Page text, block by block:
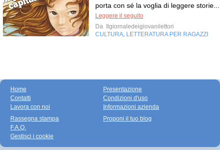
porta con sé la voglia di leggere storie...
Leggere il seguito
Da Ilgiornaledeigiovanilettori
CULTURA LETTERATURA PER RAGAZZI
Home
Contatti
Lavora con noi
Presentazione
Condizioni d'uso
Informazioni azienda
Rassegna stampa
F.A.Q.
Gestisci i cookie
Proponi il tuo blog